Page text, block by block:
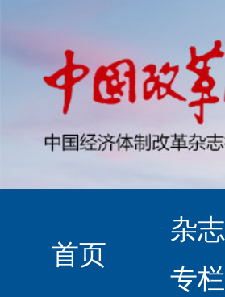
首页
杂志
专栏